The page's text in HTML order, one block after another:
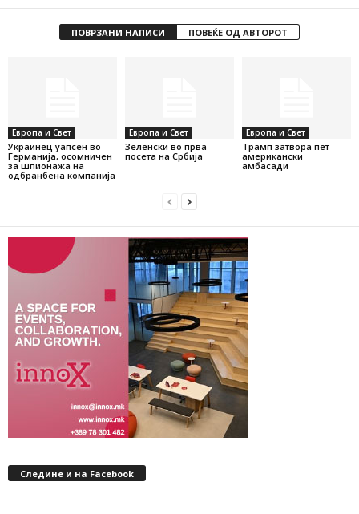
ПОВРЗАНИ НАПИСИ ПОВЕЌЕ ОД АВТОРОТ
Европа и Свет
Украинец уапсен во
Германија, осомничен
за шпионажа на
одбранбена компанија
Европа и Свет
Зеленски во прва
посета на Србија
Европа и Свет
Трамп затвора пет
американски
амбасади
Следине и на Facebook